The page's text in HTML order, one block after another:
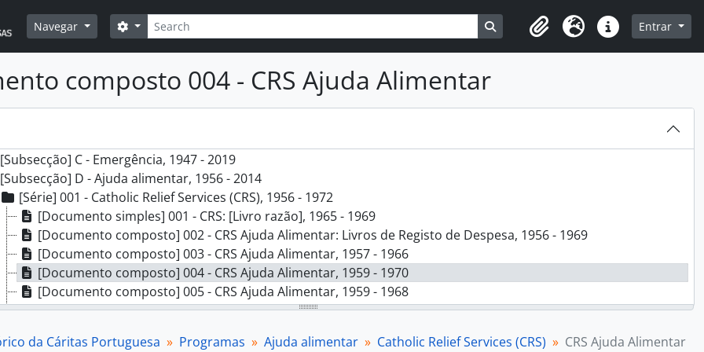
Navegar
Pesquisar
Opções de busca Busque na página de navegação
Clipboard
Idioma Ligações rápidas
Entrar
composto 004 - CRS Ajuda Alimentar
B - Departamentos e serviços, 1947 - 2023
[Subsecção] C - Emergência, 1947 - 2019
[Subsecção] D - Ajuda alimentar, 1956 - 2014
[Série] 001 - Catholic Relief Services (CRS), 1956 - 1972
[Documento simples] 001 - CRS: [Livro razão], 1965 - 1969
[Documento composto] 002 - CRS Ajuda Alimentar: Livros de Registo de Despesa, 1956 - 1969
[Documento composto] 003 - CRS Ajuda Alimentar, 1957 - 1966
[Documento composto] 004 - CRS Ajuda Alimentar, 1959 - 1970
[Documento composto] 005 - CRS Ajuda Alimentar, 1959 - 1968
[Documento composto] 006 - CRS Ajuda Alimentar, 1962 - 1964
[Documento composto] 008 - CRS Ajuda Alimentar, 1964 - 1969
da Cáritas Portuguesa Programas Ajuda alimentar Catholic Relief Services (CRS) CRS Ajuda Alimentar